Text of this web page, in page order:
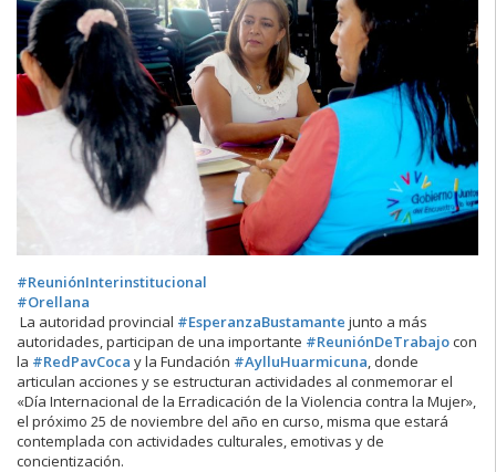
#ReuniónInterinstitucional
#Orellana
La autoridad provincial #EsperanzaBustamante junto a más
autoridades, participan de una importante #ReuniónDeTrabajocon
la #RedPavCoca y la Fundación #AylluHuarmicuna , donde
articulan acciones y se estructuran actividades al conmemorar el
«Día Internacional de la Erradicación de la Violencia contra la Mujer»,
el próximo 25 de noviembre del año en curso, misma que estará
contemplada con actividades culturales, emotivas y de
concientización.